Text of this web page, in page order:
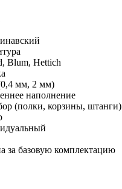
Blum, Hettich
мм, 2 мм)
наполнение
(полки, корзины, штанги)
за базовую комплектацию